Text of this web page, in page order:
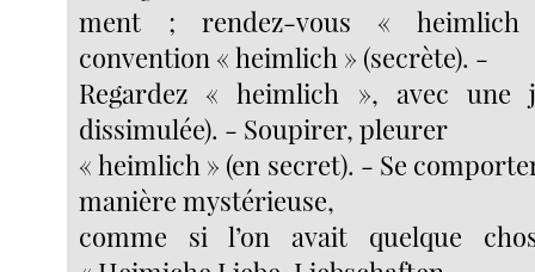
ment ; rendez-vous « heimlich
convention « heimlich » (secrète). -
Regardez « heimlich », avec une
dissimulée). - Soupirer, pleurer
« heimlich » (en secret). - Se
manière mystérieuse,
comme si l’on avait quelque